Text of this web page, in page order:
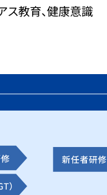
ス教育、健康意識